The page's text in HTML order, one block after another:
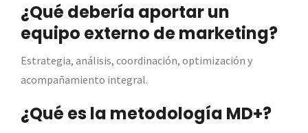
¿Qué debería aportar un
equipo externo de marketing?
Estrategia, análisis, coordinación, optimización y
acompañamiento integral.
¿Qué es la metodología MD+?